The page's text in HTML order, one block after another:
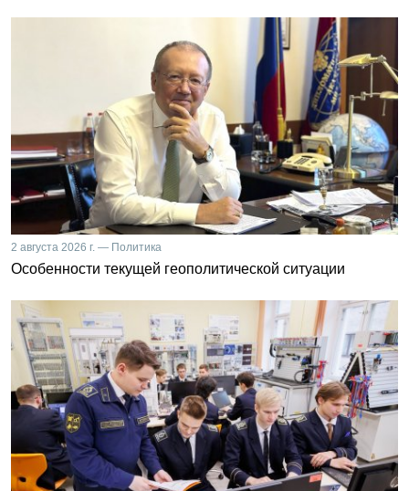
2 августа 2026 г. — Политика
Особенности текущей геополитической ситуации